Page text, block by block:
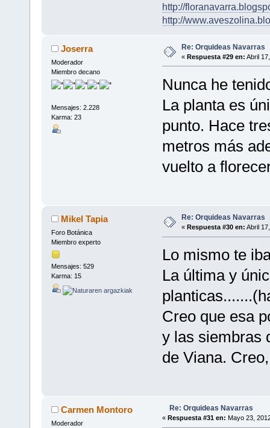
http://
http://
Joserra
Moderador
Miembro decano
Mensajes: 2.228
Karma: 23
Re: Orquideas Navarras
« Respuesta #29 en: Abril
Nunca he
La planta es
punto. Hace
metros más
vuelto a
Mikel Tapia
Foro Botánica
Miembro experto
Mensajes: 529
Karma: 15
Re: Orquideas Navarras
« Respuesta #30 en: Abril
Lo mismo te
La última y
Creo que esa
y las siembras
de Viana.
Carmen Montoro
Moderador
Re: Orquideas Navarras
« Respuesta #31 en: Mayo 23,